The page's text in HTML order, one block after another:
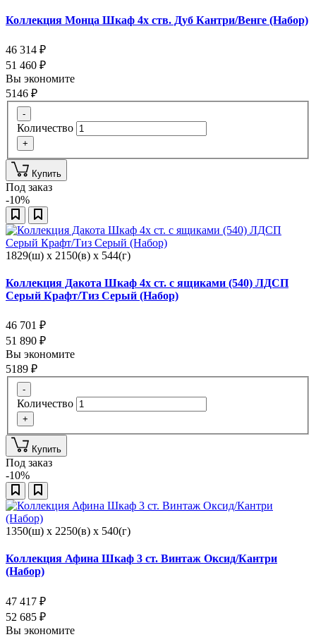
Коллекция Монца Шкаф 4х ств. Дуб Кантри/Венге (Набор)
46 314 ₽
51 460 ₽
Вы экономите
5146 ₽
-
Количество
+
Купить
Под заказ
-10%
1829(ш) x 2150(в) x 544(г)
Коллекция Дакота Шкаф 4х ст. с ящиками (540) ЛДСП
Серый Крафт/Тиз Серый (Набор)
46 701 ₽
51 890 ₽
Вы экономите
5189 ₽
-
Количество
+
Купить
Под заказ
-10%
1350(ш) x 2250(в) x 540(г)
Коллекция Афина Шкаф 3 ст. Винтаж Оксид/Кантри
(Набор)
47 417 ₽
52 685 ₽
Вы экономите